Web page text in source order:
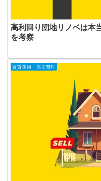
高利回り団地リノベは本
を考察
賃貸運用・自主管理